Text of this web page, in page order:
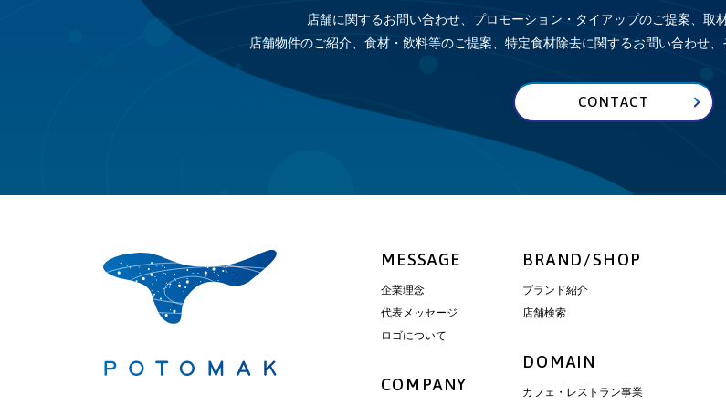
店舗に関するお問い合わせ、プロモーション・タイアップのご提案、取
店舗物件のご紹介、食材・飲料等のご提案、特定食材除去に関するお問い合わせ、
CONTACT
MESSAGE
企業理念
代表メッセージ
ロゴについて
COMPANY
BRAND/SHOP
ブランド紹介
店舗検索
DOMAIN
カフェ・レストラン事業